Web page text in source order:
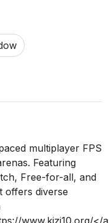
multiplayer FPS
Featuring
Free-for-all, and
offers diverse
www.kizi10.org/</